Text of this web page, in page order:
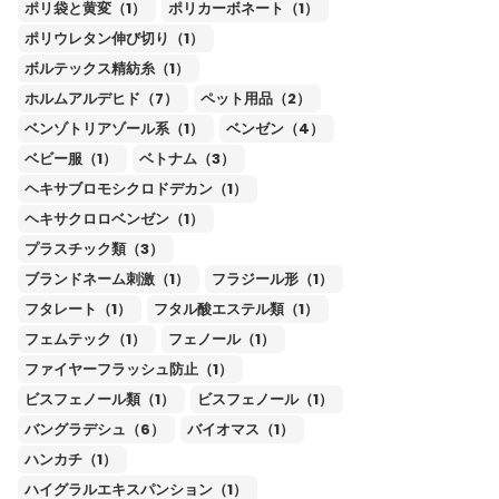
ポリ袋と黄変（1）
ポリカーボネート（1）
ポリウレタン伸び切り（1）
ボルテックス精紡糸（1）
ホルムアルデヒド（7）
ペット用品（2）
ベンゾトリアゾール系（1）
ベンゼン（4）
ベビー服（1）
ベトナム（3）
ヘキサブロモシクロドデカン（1）
ヘキサクロロベンゼン（1）
プラスチック類（3）
ブランドネーム刺激（1）
フラジール形（1）
フタレート（1）
フタル酸エステル類（1）
フェムテック（1）
フェノール（1）
ファイヤーフラッシュ防止（1）
ビスフェノール類（1）
ビスフェノール（1）
バングラデシュ（6）
バイオマス（1）
ハンカチ（1）
ハイグラルエキスパンション（1）